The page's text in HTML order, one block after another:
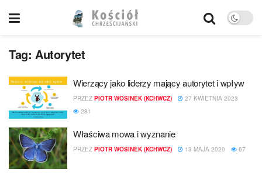
Tag: Autorytet
Wierzący jako liderzy mający autorytet i wpływ
PRZEZ PIOTR WOSINEK (KCHWCZ)
27 KWIETNIA 2023
281
Właściwa mowa i wyznanie
PRZEZ PIOTR WOSINEK (KCHWCZ) 13 MAJA 2020 67